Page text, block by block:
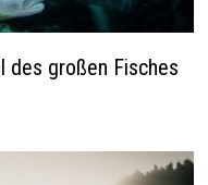
des großen Fisches